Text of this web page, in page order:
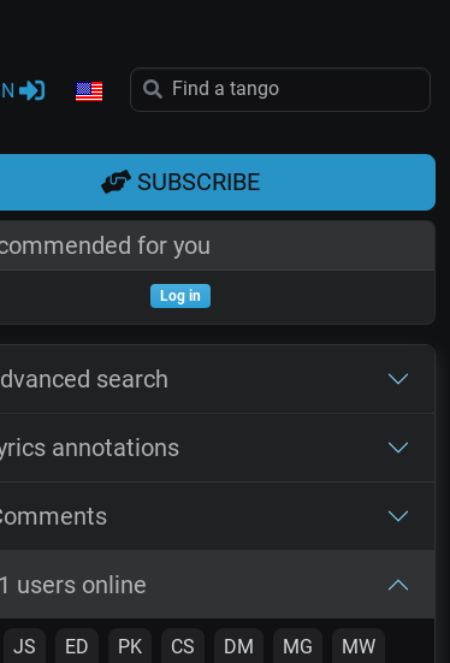
SUBSCRIBE
for you
Log in
search
annotations
users online
JS ED PK CS DM MG MW